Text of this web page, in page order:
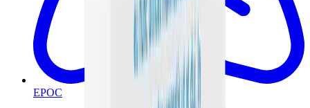
EPOC